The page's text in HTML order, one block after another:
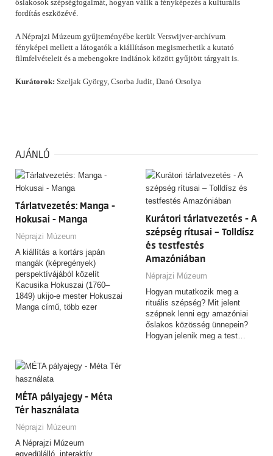
őslakosok szépségfogalmát, hogyan válik a fényképezés a kulturális
fordítás eszközévé.
A Néprajzi Múzeum gyűjteményébe került Verswijver-archívum
fényképei mellett a látogatók a kiállításon megismerhetik a kutató
filmfelvételeit és a mebengokre indiánok között gyűjtött tárgyait is.
Kurátorok: Szeljak György, Csorba Judit, Danó Orsolya
AJÁNLÓ
Tárlatvezetés: Manga -
Hokusai - Manga
Néprajzi Múzeum
A kiállítás a kortárs japán
mangák (képregények)
perspektívájából közelít
Kacusika Hokuszai (1760–
1849) ukijo-e mester Hokuszai
Manga című, több ezer
Kurátori tárlatvezetés - A
szépség rítusai – Tolldísz
és testfestés
Amazóniában
Néprajzi Múzeum
Hogyan mutatkozik meg a
rituális szépség? Mit jelent
szépnek lenni egy amazóniai
őslakos közösség ünnepein?
Hogyan jelenik meg a test…
MÉTA pályajegy - Méta
Tér használata
Néprajzi Múzeum
A Néprajzi Múzeum
egyedülálló, interaktív